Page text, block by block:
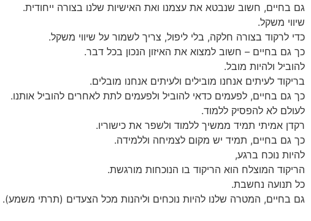
גם בחיים, חשוב שנבטא את עצמנו ואת האישיות שלנו בצורה ייחודית.
שיווי משקל.
כדי לרקוד בצורה חלקה, בלי ליפול, צריך לשמור על שיווי משקל.
כך גם בחיים – חשוב למצוא את האיזון הנכון בכל דבר.
להוביל ולהיות מובל.
בריקוד לעיתים אנחנו מובילים ולעיתים אנחנו מובלים.
כך גם בחיים, לפעמים כדאי להוביל ולפעמים לתת לאחרים להוביל אותנו.
לעולם לא להפסיק ללמוד.
רקדן אמיתי תמיד ממשיך ללמוד ולשפר את כישוריו.
כך גם בחיים, תמיד יש מקום לצמיחה וללמידה.
להיות נוכח ברגע,
הריקוד המוצלח הוא הריקוד בו הנוכחות מורגשת.
כל תנועה נחשבת.
גם בחיים, המטרה שלנו להיות נוכחים וליהנות מכל הצעדים (תרתי משמע).